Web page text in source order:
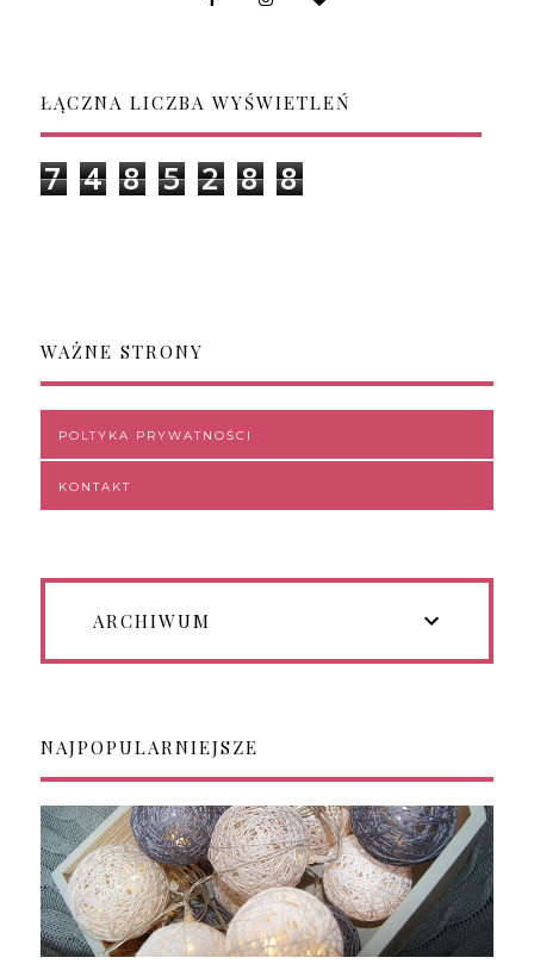
ŁĄCZNA LICZBA WYŚWIETLEŃ
7 4 8 5 2 8 8
WAŻNE STRONY
POLTYKA PRYWATNOŚCI
KONTAKT
ARCHIWUM
NAJPOPULARNIEJSZE